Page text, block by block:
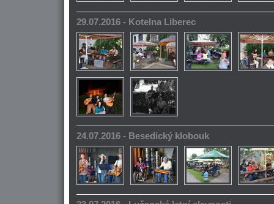
29.07.2016 - Kotelna Liberec
24.07.2016 - Besedický klobouk